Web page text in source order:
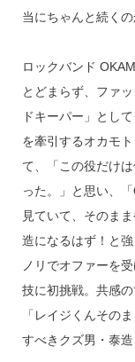
当にちゃんと続くの
ロックバンド
とどまらず、ファ
ドキーパー」とし
を牽引するオカモ
て、「この役だけ
った。」と思い、
見ていて、そのま
造になるはず！と
ノリでオファーを
技に初挑戦。共感
「レイジくんその
すべきクズ男・泰造